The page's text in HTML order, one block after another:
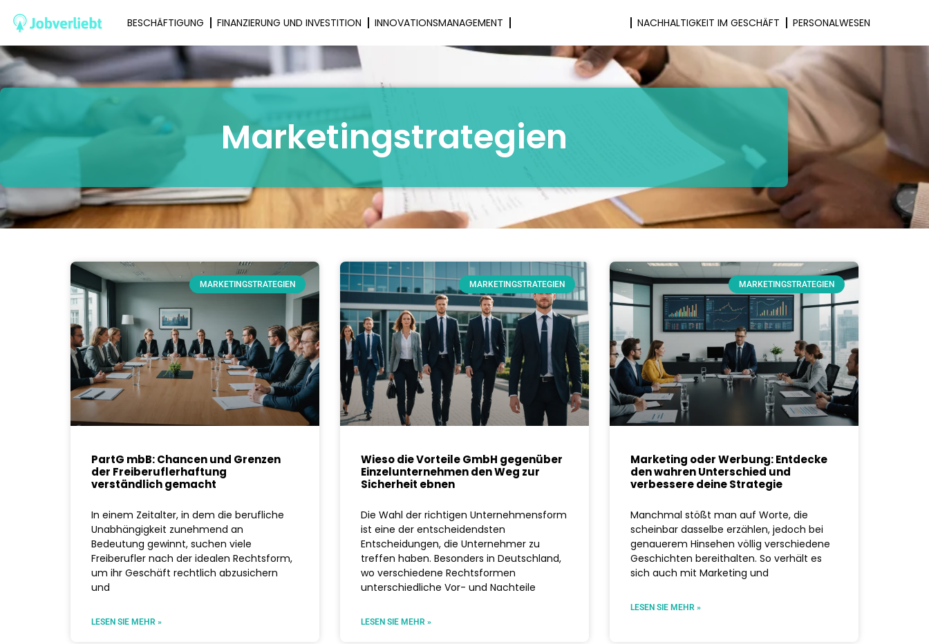
BESCHÄFTIGUNG FINANZIERUNG UND INVESTITION INNOVATIONSMANAGEMENT NACHHALTIGKEIT IM GESCHÄFT PERSONALWESEN
Marketingstrategien
MARKETINGSTRATEGIEN
PartG mbB: Chancen und Grenzen
der Freiberuflerhaftung
verständlich gemacht
In einem Zeitalter, in dem die berufliche
Unabhängigkeit zunehmend an
Bedeutung gewinnt, suchen viele
Freiberufler nach der idealen Rechtsform,
um ihr Geschäft rechtlich abzusichern
und
LESEN SIE MEHR »
MARKETINGSTRATEGIEN
Wieso die Vorteile GmbH gegenüber
Einzelunternehmen den Weg zur
Sicherheit ebnen
Die Wahl der richtigen Unternehmensform
ist eine der entscheidendsten
Entscheidungen, die Unternehmer zu
treffen haben. Besonders in Deutschland,
wo verschiedene Rechtsformen
unterschiedliche Vor- und Nachteile
LESEN SIE MEHR »
MARKETINGSTRATEGIEN
Marketing oder Werbung: Entdecke
den wahren Unterschied und
verbessere deine Strategie
Manchmal stößt man auf Worte, die
scheinbar dasselbe erzählen, jedoch bei
genauerem Hinsehen völlig verschiedene
Geschichten bereithalten. So verhält es
sich auch mit Marketing und
LESEN SIE MEHR »